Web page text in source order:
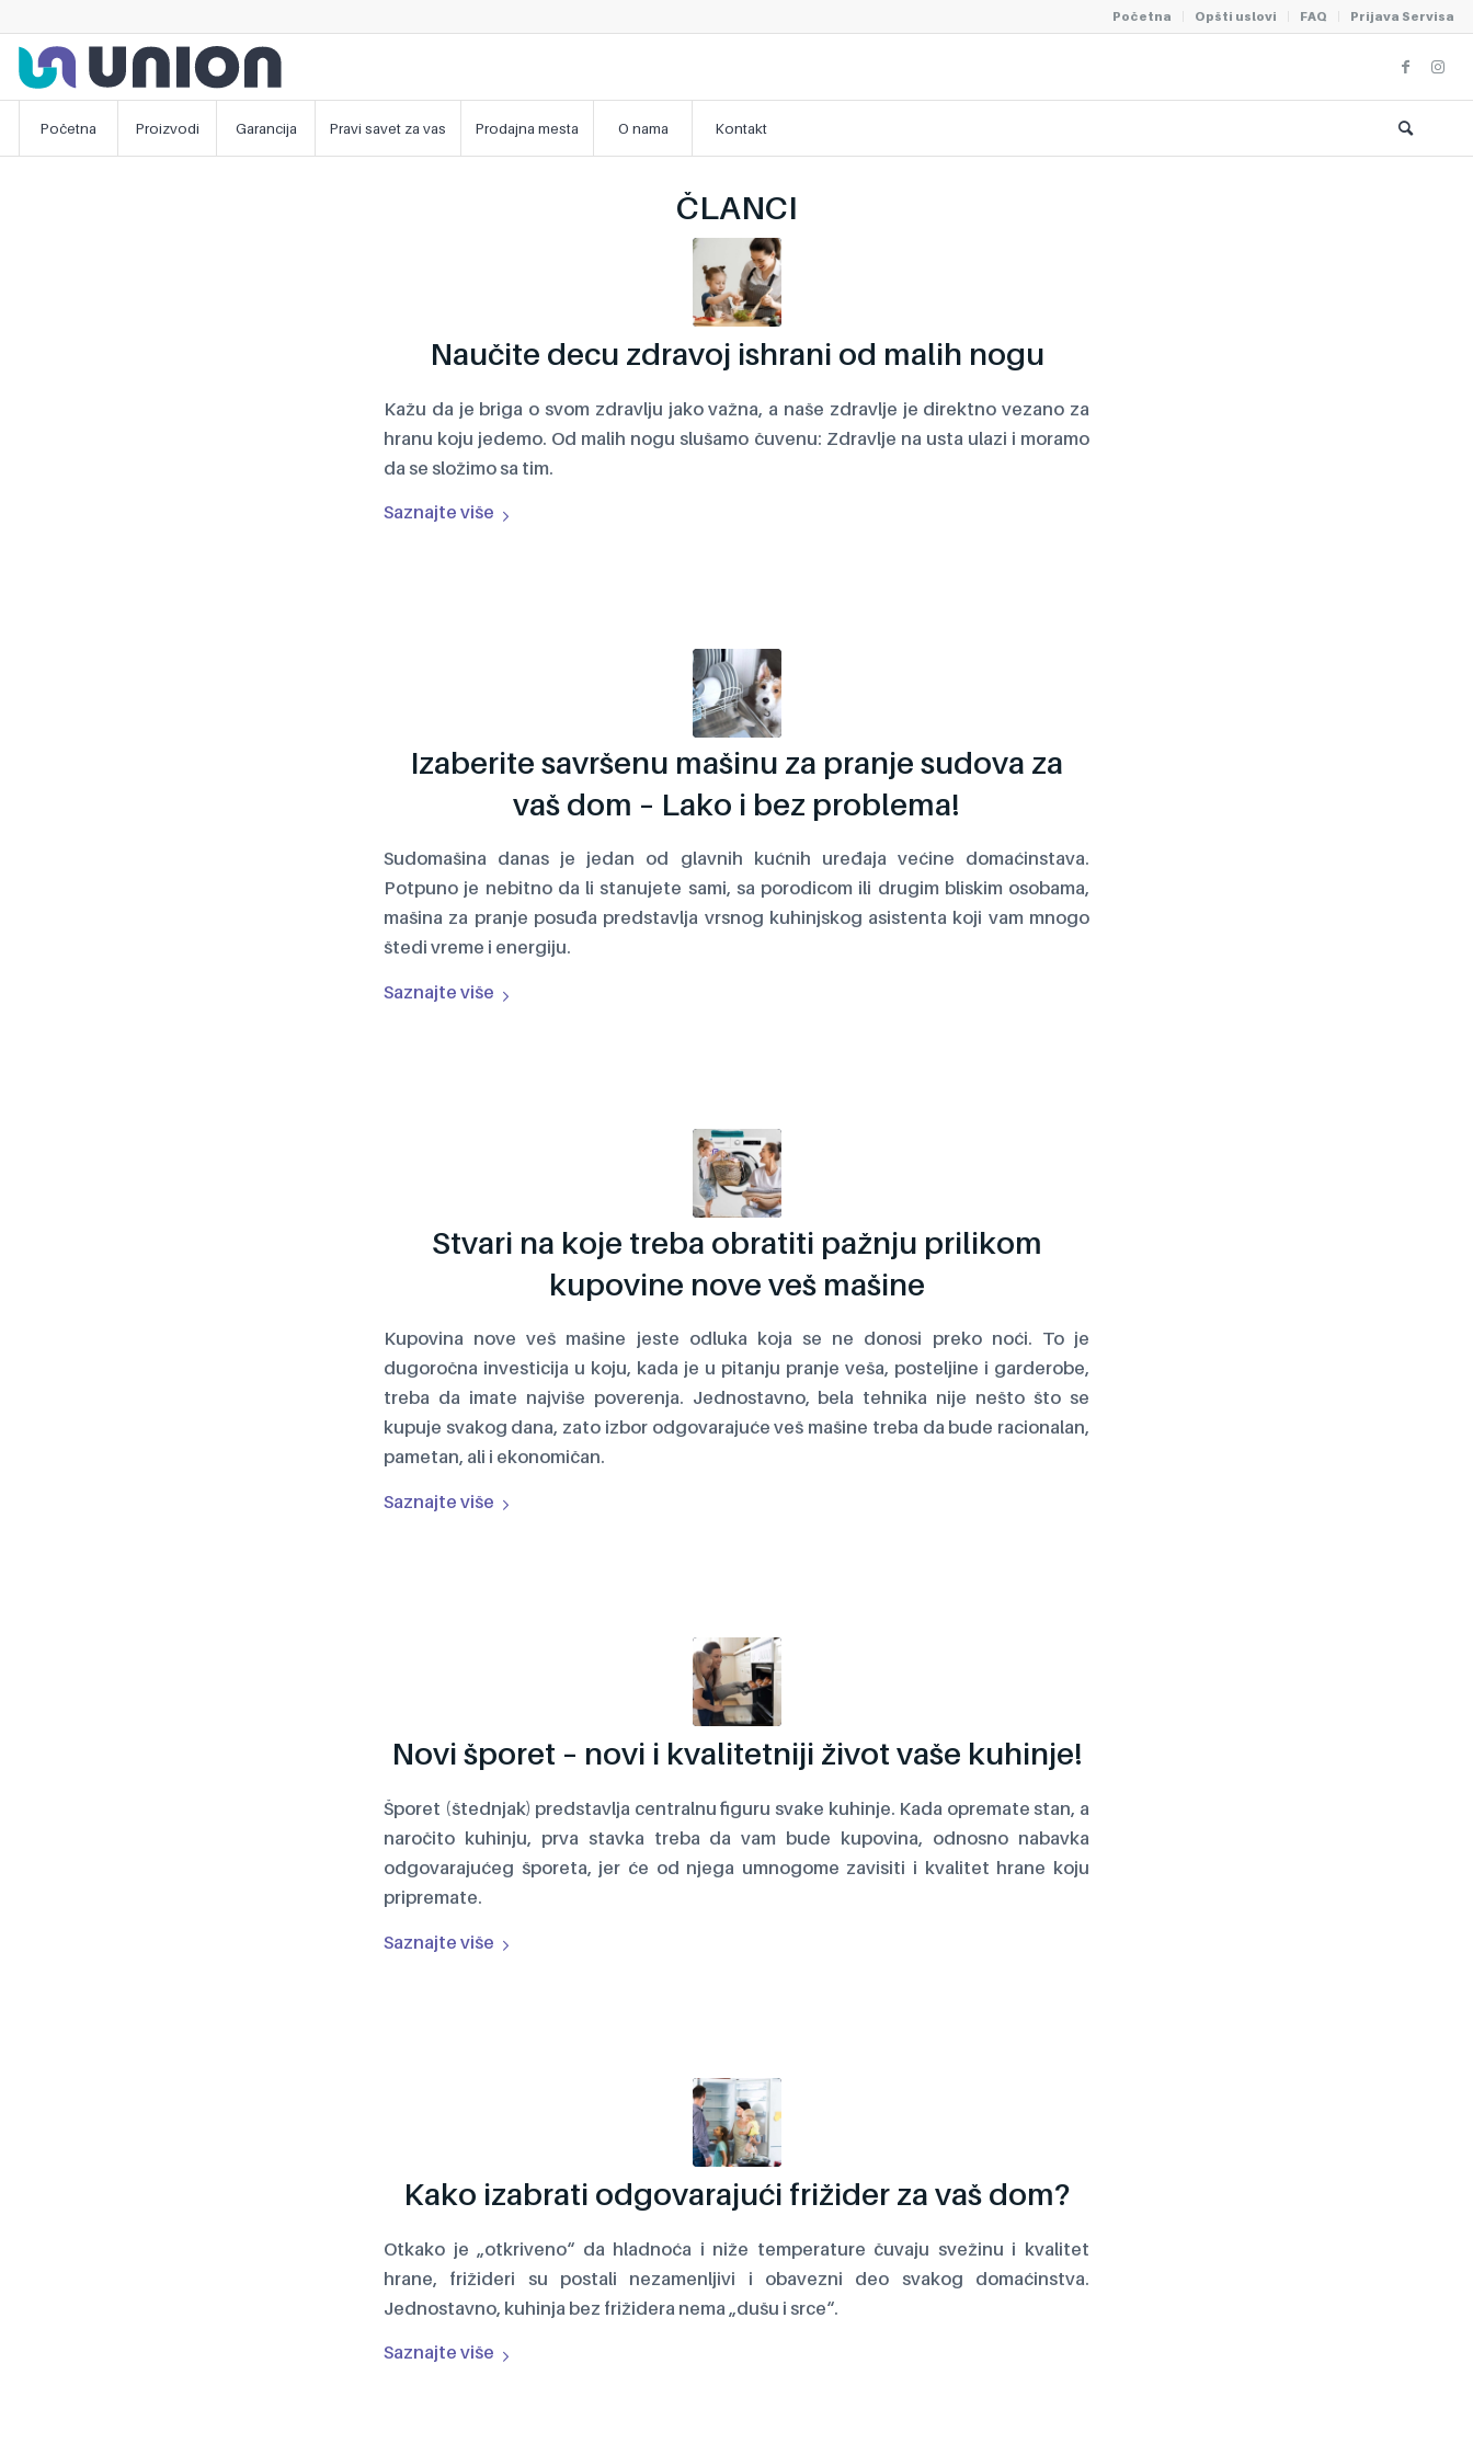
Početna Opšti uslovi FAQ Prijava Servisa
Početna Proizvodi Garancija Pravi savet za vas Prodajna mesta O nama Kontakt
ČLANCI
Naučite decu zdravoj ishrani od malih nogu
Kažu da je briga o svom zdravlju jako važna, a naše zdravlje je direktno vezano za
hranu koju jedemo. Od malih nogu slušamo čuvenu: Zdravlje na usta ulazi i moramo
da se složimo sa tim.
Saznajte više
Izaberite savršenu mašinu za pranje sudova za
vaš dom – Lako i bez problema!
Sudomašina danas je jedan od glavnih kućnih uređaja većine domaćinstava.
Potpuno je nebitno da li stanujete sami, sa porodicom ili drugim bliskim osobama,
mašina za pranje posuđa predstavlja vrsnog kuhinjskog asistenta koji vam mnogo
štedi vreme i energiju.
Saznajte više
Stvari na koje treba obratiti pažnju prilikom
kupovine nove veš mašine
Kupovina nove veš mašine jeste odluka koja se ne donosi preko noći. To je
dugoročna investicija u koju, kada je u pitanju pranje veša, posteljine i garderobe,
treba da imate najviše poverenja. Jednostavno, bela tehnika nije nešto što se
kupuje svakog dana, zato izbor odgovarajuće veš mašine treba da bude racionalan,
pametan, ali i ekonomičan.
Saznajte više
Novi šporet – novi i kvalitetniji život vaše kuhinje!
Šporet (štednjak) predstavlja centralnu figuru svake kuhinje. Kada opremate stan, a
naročito kuhinju, prva stavka treba da vam bude kupovina, odnosno nabavka
odgovarajućeg šporeta, jer će od njega umnogome zavisiti i kvalitet hrane koju
pripremate.
Saznajte više
Kako izabrati odgovarajući frižider za vaš dom?
Otkako je „otkriveno“ da hladnoća i niže temperature čuvaju svežinu i kvalitet
hrane, frižideri su postali nezamenljivi i obavezni deo svakog domaćinstva.
Jednostavno, kuhinja bez frižidera nema „dušu i srce“.
Saznajte više